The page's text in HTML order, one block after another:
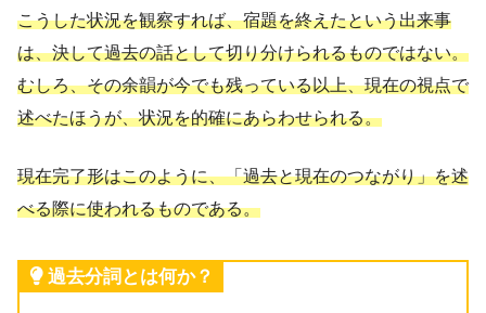
こうした状況を観察すれば、宿題を終えたという出来事
は、決して過去の話として切り分けられるものではない。
むしろ、その余韻が今でも残っている以上、現在の視点で
述べたほうが、状況を的確にあらわせられる。
現在完了形はこのように、「過去と現在のつながり」を述
べる際に使われるものである。
過去分詞とは何か？